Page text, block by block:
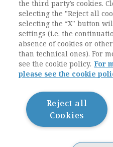
Contatti / Contacts
Privacy
Cookie Policy
Whistleblowing
Dichiarazione di
the third party’s cookies.
selecting the "Reject all
selecting the “X” button
settings (i.e. the
absence of cookies or
than technical ones). For
see the cookie policy. For
please see the cookie
Reject all
Cookies